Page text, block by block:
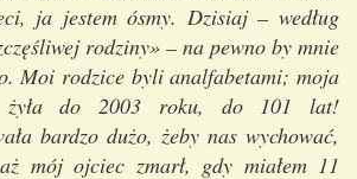
ja jestem ósmy. Dzisiaj – według
rodziny» – na pewno by mnie
Moi rodzice byli analfabetami; moja
żyła do 2003 roku, do 101 lat!
bardzo dużo, żeby nas wychować,
mój ojciec zmarł, gdy miałem 11